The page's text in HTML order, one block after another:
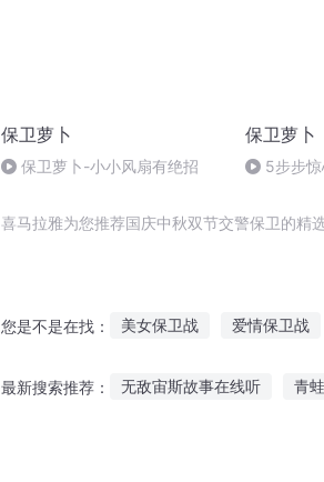
保卫萝卜
保卫萝卜-小小风扇有绝招
保卫萝卜
5步步
喜马拉雅为您推荐国庆中秋双节交警保卫的精
您是不是在找： 美女保卫战 爱情保卫战
最新搜索推荐： 无敌宙斯故事在线听 青